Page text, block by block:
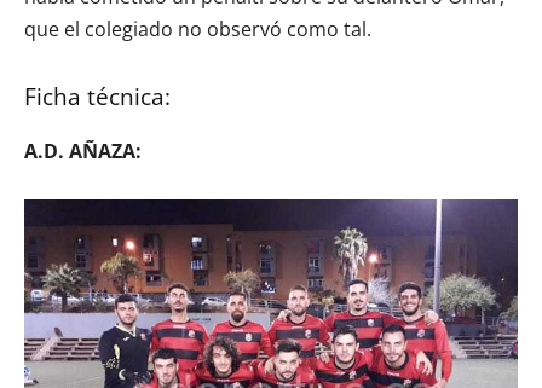
que el colegiado no observó como tal.
Ficha técnica:
A.D. AÑAZA: